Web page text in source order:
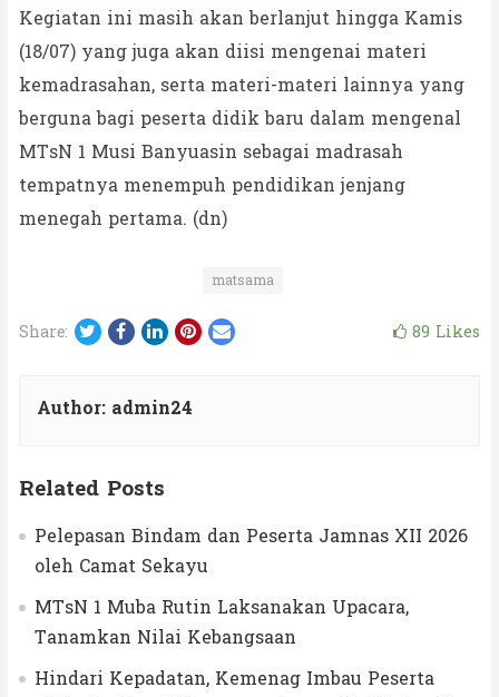
Kegiatan ini masih akan berlanjut hingga Kamis
(18/07) yang juga akan diisi mengenai materi
kemadrasahan, serta materi-materi lainnya yang
berguna bagi peserta didik baru dalam mengenal
MTsN 1 Musi Banyuasin sebagai madrasah
tempatnya menempuh pendidikan jenjang
menegah pertama. (dn)
matsama
Share: Twitter
Facebook
LinkedIn
Pinterest
Email 89 Likes
Author: admin24
Related Posts
Pelepasan Bindam dan Peserta Jamnas XII 2026
oleh Camat Sekayu
MTsN 1 Muba Rutin Laksanakan Upacara,
Tanamkan Nilai Kebangsaan
Hindari Kepadatan, Kemenag Imbau Peserta